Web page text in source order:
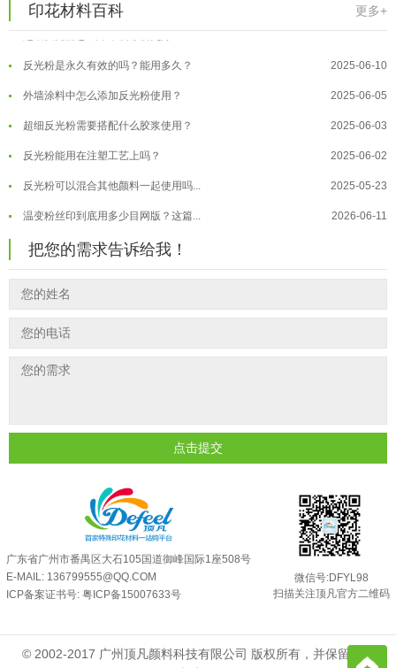
温变粉注塑后表面翻车？粗糙、颗粒... 2026-07-28
温变粉保质期有多久？开封后如何保... 2026-07-20
温变粉大批量保存指南｜做对这几步... 2026-07-17
温变粉"罢工"指南：为... 2026-07-10
温变粉到底怕不怕酸碱和酒精？ 2026-07-09
温变粉"烤"问：长期加... 2026-07-07
温变粉耐温真相：注塑"高温炼... 2026-07-03
夜间安全卫士：丝印反光粉搭配全攻...
印花材料百科 更多+
超细反光粉怎么印牢度才会更好？ 2025-06-11
反光粉是永久有效的吗？能用多久？
外墙涂料中怎么添加反光粉使用？
超细反光粉需要搭配什么胶浆使用？
反光粉能用在注塑工艺上吗？
反光粉可以混合其他颜料一起使用吗...
温变粉丝印到底用多少目网版？这篇...
印花温变粉最适合用在什么行业上呢... 2025-06-20
油性反光粉怎么印花效果最好？
超细反光粉怎么印牢度才会更好？
反光粉是永久有效的吗？能用多久？ 2025-06-10
把您的需求告诉给我！
点击提交
广东省广州市番禺区大石105国道御峰国际1座508号
E-MAIL: 136799555@QQ.COM
ICP备案证书号: 粤ICP备15007633号
微信号:DFYL98
扫描关注顶凡官方二维码
© 2002-2017 广州顶凡颜料科技有限公司 版权所有，并保留所有